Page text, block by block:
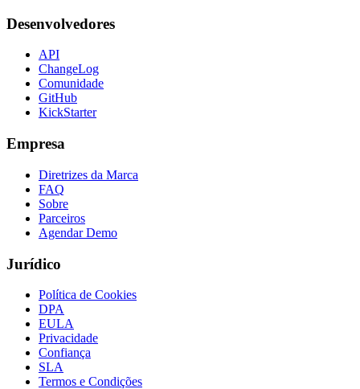
Desenvolvedores
API
ChangeLog
Comunidade
GitHub
KickStarter
Empresa
Diretrizes da Marca
FAQ
Sobre
Parceiros
Agendar Demo
Jurídico
Política de Cookies
DPA
EULA
Privacidade
Confiança
SLA
Termos e Condições